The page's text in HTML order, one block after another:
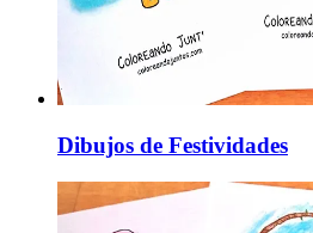
Dibujos de Festividades